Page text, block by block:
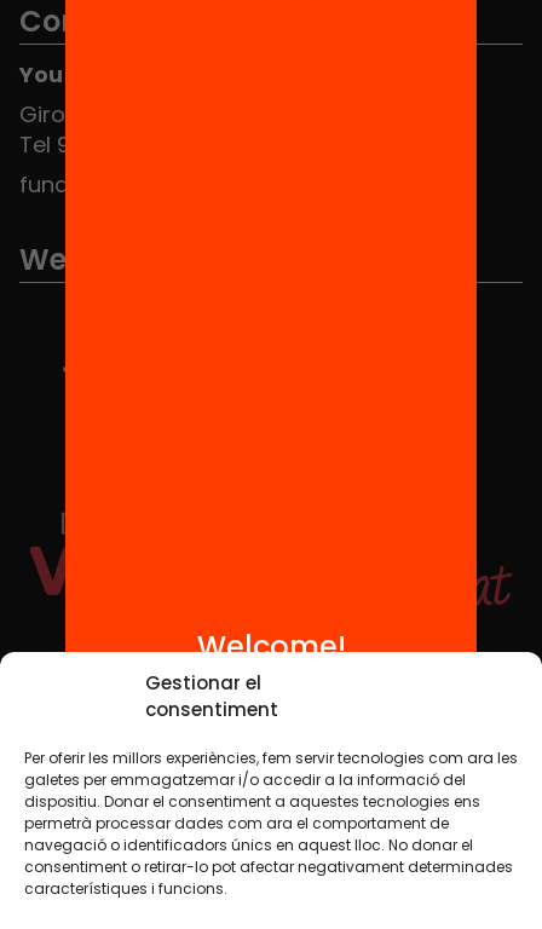
Gestionar el
consentiment
Per oferir les millors experiències, fem servir tecnologies com ara les
galetes per emmagatzemar i/o accedir a la informació del
dispositiu. Donar el consentiment a aquestes tecnologies ens
permetrà processar dades com ara el comportament de
navegació o identificadors únics en aquest lloc. No donar el
consentiment o retirar-lo pot afectar negativament determinades
característiques i funcions.
Contact
You can find us at the Social HUB
Girona 34, interior 08010 Barcelona
Tel 934 588 700
fundacio@equitat.org
We are part of...
Social Media
TW YTB IG FB IN
Legal NoticeCookie Policy
Welcome!